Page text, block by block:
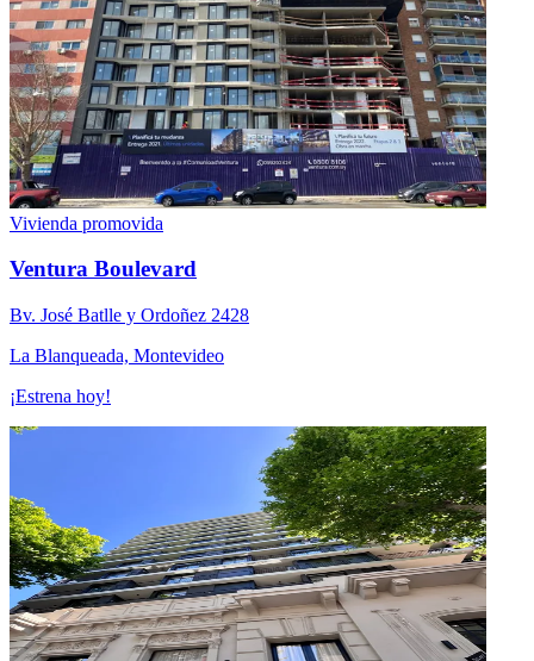
Vivienda promovida
Ventura Boulevard
Bv. José Batlle y Ordoñez 2428
La Blanqueada, Montevideo
¡Estrena hoy!